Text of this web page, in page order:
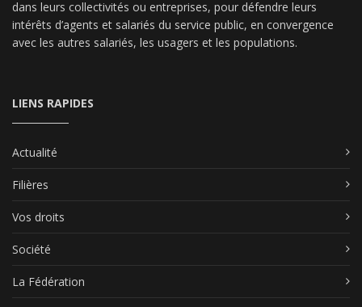
dans leurs collectivités ou entreprises, pour défendre leurs
intérêts d’agents et salariés du service public, en convergence
avec les autres salariés, les usagers et les populations.
LIENS RAPIDES
Actualité
Filières
Vos droits
Société
La Fédération